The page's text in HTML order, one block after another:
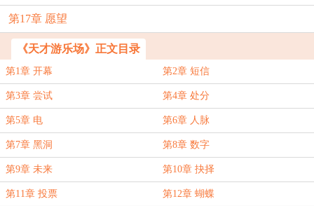
第17章 愿望
《天才游乐场》正文目录
第1章 开幕 第2章 短信
第3章 尝试 第4章 处分
第5章 电 第6章 人脉
第7章 黑洞 第8章 数字
第9章 未来 第10章 抉择
第11章 投票 第12章 蝴蝶